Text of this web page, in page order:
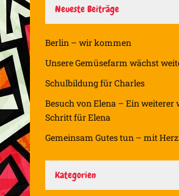
Neueste Beiträge
Berlin – wir kommen
Unsere Gemüsefarm wächst
Schulbildung für Charles
Besuch von Elena – Ein weiterer
Schritt für Elena
Gemeinsam Gutes tun – mit
Kategorien